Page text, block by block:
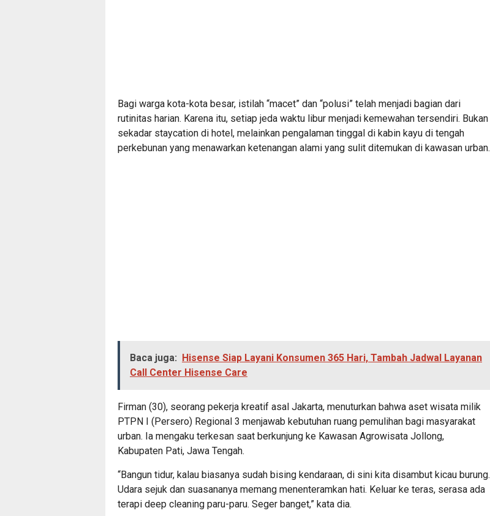
Bagi warga kota-kota besar, istilah “macet” dan “polusi” telah menjadi bagian dari
rutinitas harian. Karena itu, setiap jeda waktu libur menjadi kemewahan tersendiri. Bukan
sekadar staycation di hotel, melainkan pengalaman tinggal di kabin kayu di tengah
perkebunan yang menawarkan ketenangan alami yang sulit ditemukan di kawasan urban.
Baca juga: Hisense Siap Layani Konsumen 365 Hari, Tambah Jadwal Layanan
Call Center Hisense Care
Firman (30), seorang pekerja kreatif asal Jakarta, menuturkan bahwa aset wisata milik
PTPN I (Persero) Regional 3 menjawab kebutuhan ruang pemulihan bagi masyarakat
urban. Ia mengaku terkesan saat berkunjung ke Kawasan Agrowisata Jollong,
Kabupaten Pati, Jawa Tengah.
“Bangun tidur, kalau biasanya sudah bising kendaraan, di sini kita disambut kicau burung.
Udara sejuk dan suasananya memang menenteramkan hati. Keluar ke teras, serasa ada
terapi deep cleaning paru-paru. Seger banget,” kata dia.